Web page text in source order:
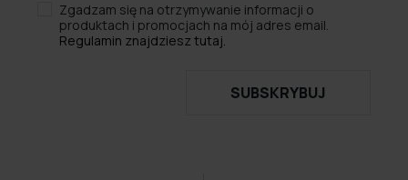
Zgadzam się na otrzymywanie informacji o
produktach i promocjach na mój adres email.
Regulamin znajdziesz tutaj.
SUBSKRYBUJ